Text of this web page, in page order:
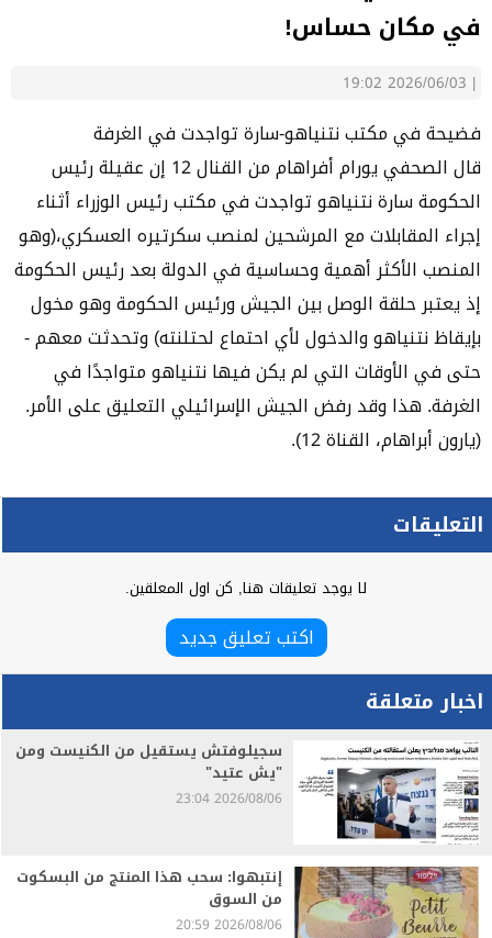
في مكان حساس!
|
2026/06/03 19:02
فضيحة في مكتب نتنياهو-سارة تواجدت في الغرفة
قال الصحفي يورام أفراهام من القنال 12 إن عقيلة رئيس
الحكومة سارة نتنياهو تواجدت في مكتب رئيس الوزراء أثناء
إجراء المقابلات مع المرشحين لمنصب سكرتيره العسكري،(وهو
المنصب الأكثر أهمية وحساسية في الدولة بعد رئيس الحكومة
إذ يعتبر حلقة الوصل بين الجيش ورئيس الحكومة وهو مخول
بإيقاظ نتنياهو والدخول لأي احتماع لحتلنته) وتحدثت معهم -
حتى في الأوقات التي لم يكن فيها نتنياهو متواجدًا في
الغرفة. هذا وقد رفض الجيش الإسرائيلي التعليق على الأمر.
(يارون أبراهام، القناة 12).
التعليقات
لا يوجد تعليقات هنا, كن اول المعلقين.
اكتب تعليق جديد
اخبار متعلقة
سجيلوفتش يستقيل من الكنيست ومن
"يش عتيد"
2026/08/06 23:04
إنتبهوا: سحب هذا المنتج من البسكوت
من السوق
2026/08/06 20:59